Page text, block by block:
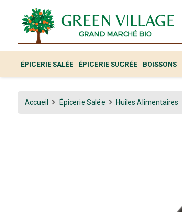
ÉPICERIE SALÉE ÉPICERIE SUCRÉE BOISSONS
Accueil Épicerie Salée Huiles Alimentaires